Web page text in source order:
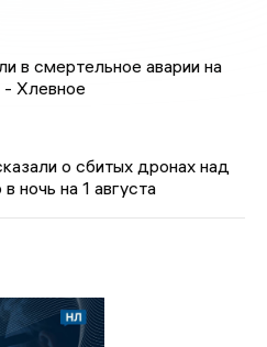
в смертельное аварии на
- Хлевное
о сбитых дронах над
ночь на 1 августа